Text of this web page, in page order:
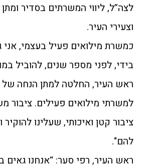
לצה”ל, ליווי המשרתים בסדיר
וצעירי העיר.
כמשרת מילואים פעיל בעצמי,
בידי, לפני מספר שנים, להוביל
למשרתי מילואים פעילים. ציבור
ציבור קטן ואיכותי, שעלינו
להם".
ראש העיר, רפי סער: “אנחנו גאים